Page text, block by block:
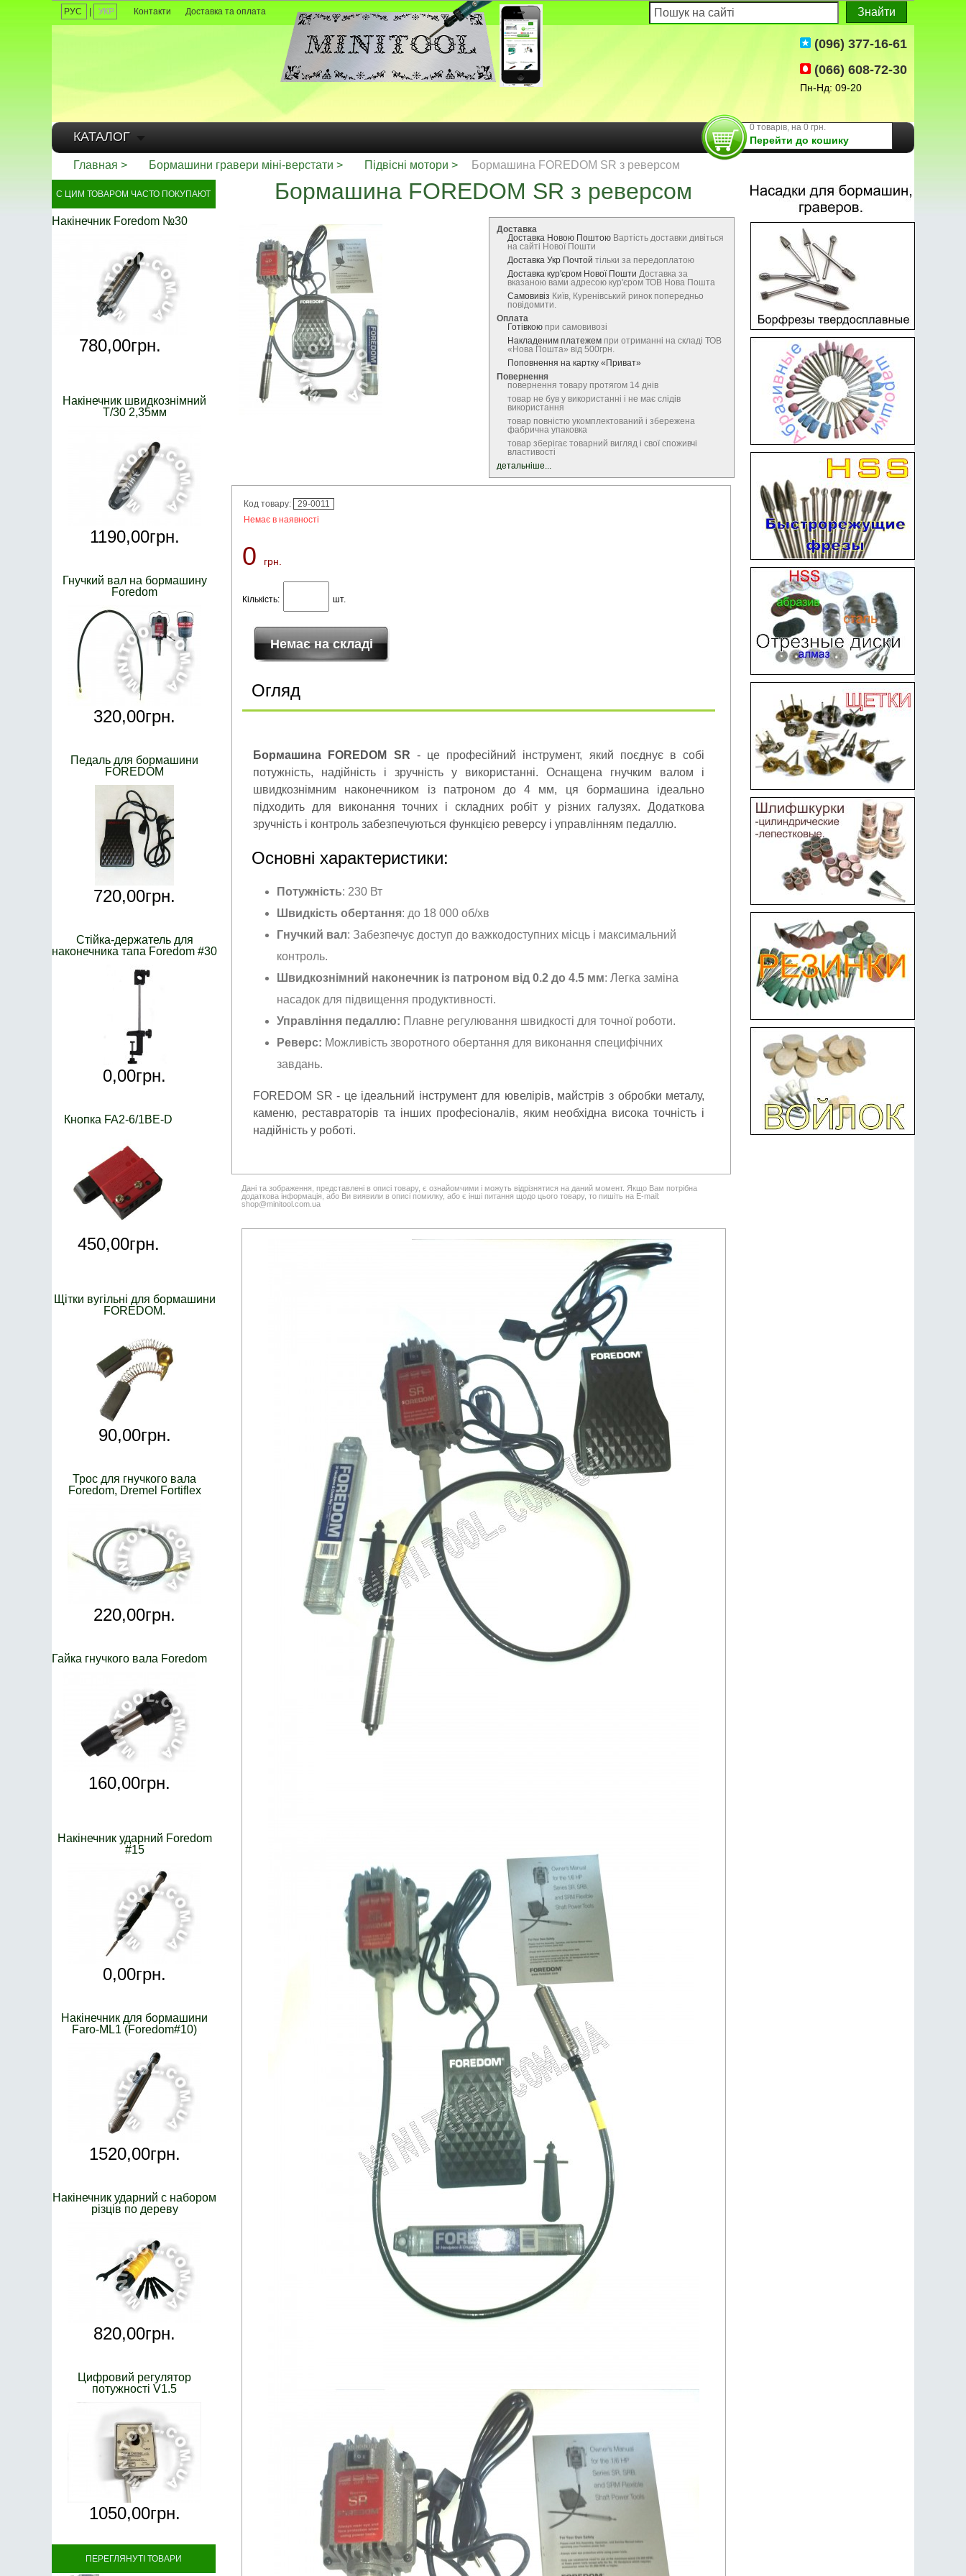
РУС УКР Контакти Доставка та оплата
(096) 377-16-61
(066) 608-72-30
Пн-Нд: 09-20
0 товарів, на 0 грн.
Перейти до кошику
КАТАЛОГ
Главная Бормашини гравери міні-верстати Підвісні мотори Бормашина FOREDOM SR з реверсом
Бормашина FOREDOM SR з реверсом
Доставка
Доставка Новою Поштою Вартість доставки дивіться
на сайті Нової Пошти
Доставка Укр Почтой тільки за передоплатою
Доставка кур'єром Нової Пошти Доставка за
вказаною вами адресою кур'єром ТОВ Нова Пошта
Самовивіз Київ, Куренівський ринок попередньо
повідомити.
Оплата
Готівкою при самовивозі
Накладеним платежем при отриманні на складі ТОВ
«Нова Пошта» від 500грн.
Поповнення на картку «Приват»
Повернення
повернення товару протягом 14 днів
товар не був у використанні і не має слідів
використання
товар повністю укомплектований і збережена
фабрична упаковка
товар зберігає товарний вигляд і свої споживчі
властивості
детальніше...
Код товару:
29-0011
Немає в наявності
0 грн.
Кількість: шт.
Огляд
Бормашина FOREDOM SR - це професійний інструмент, який поєднує в собі
потужність, надійність і зручність у використанні. Оснащена гнучким валом і
швидкознімним наконечником із патроном до 4 мм, ця бормашина ідеально
підходить для виконання точних і складних робіт у різних галузях. Додаткова
зручність і контроль забезпечуються функцією реверсу і управлінням педаллю.
Основні характеристики:
Потужність: 230 Вт
Швидкість обертання: до 18 000 об/хв
Гнучкий вал: Забезпечує доступ до важкодоступних місць і максимальний
контроль.
Швидкознімний наконечник із патроном від 0.2 до 4.5 мм: Легка заміна
насадок для підвищення продуктивності.
Управління педаллю: Плавне регулювання швидкості для точної роботи.
Реверс: Можливість зворотного обертання для виконання специфічних
завдань.
FOREDOM SR - це ідеальний інструмент для ювелірів, майстрів з обробки металу,
каменю, реставраторів та інших професіоналів, яким необхідна висока точність і
надійність у роботі.
Дані та зображення, представлені в описі товару, є ознайомчими і можуть відрізнятися на даний момент. Якщо Вам потрібна
додаткова інформація, або Ви виявили в описі помилку, або є інші питання щодо цього товару, то пишіть на E-mail:
shop@minitool.com.ua
С ЦИМ ТОВАРОМ ЧАСТО ПОКУПАЮТ
Накінечник Foredom №30
780,00грн.
Накінечник швидкознімний
Т/30 2,35мм
1190,00грн.
Гнучкий вал на бормашину
Foredom
320,00грн.
Педаль для бормашини
FOREDOM
720,00грн.
Стійка-держатель для
наконечника тапа Foredom #30
0,00грн.
Кнопка FA2-6/1BE-D
450,00грн.
Щітки вугільні для бормашини
FOREDOM.
90,00грн.
Трос для гнучкого вала
Foredom, Dremel Fortiflex
220,00грн.
Гайка гнучкого вала Foredom
160,00грн.
Накінечник ударний Foredom
#15
0,00грн.
Накінечник для бормашини
Faro-ML1 (Foredom#10)
1520,00грн.
Накінечник ударний с набором
різців по дереву
820,00грн.
Цифровий регулятор
потужності V1.5
1050,00грн.
ПЕРЕГЛЯНУТІ ТОВАРИ